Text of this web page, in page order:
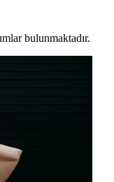
bulunmaktadır.